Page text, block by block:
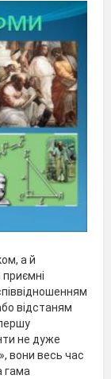
а й
відстаням
не дуже
вони весь час
гама